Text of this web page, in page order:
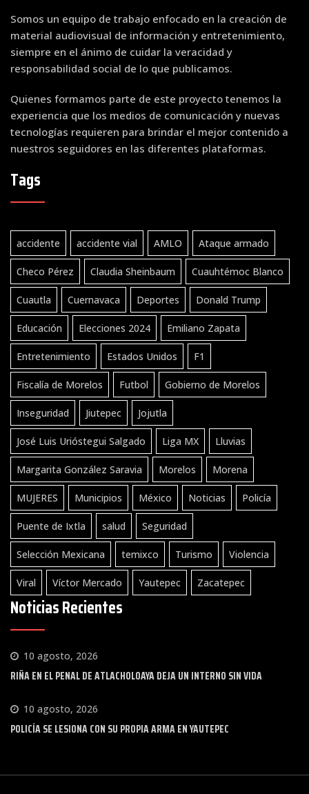
Somos un equipo de trabajo enfocado en la creación de
material audiovisual de información y entretenimiento,
siempre en el ánimo de cuidar la veracidad y
responsabilidad social de lo que publicamos.
Quienes formamos parte de este proyecto tenemos la
experiencia que los medios de comunicación y nuevas
tecnologías requieren para brindar el mejor contenido a
nuestros seguidores en las diferentes plataformas.
Tags
accidente accidente vial AMLO Ataque armado
Checo Pérez Claudia Sheinbaum Cuauhtémoc Blanco
Cuautla Cuernavaca Deportes Donald Trump
Educación Elecciones 2024 Emiliano Zapata
Entretenimiento Estados Unidos F1
Fiscalía de Morelos Futbol Gobierno de Morelos
Inseguridad Jiutepec Jojutla
José Luis Urióstegui Salgado Liga MX Lluvias
Margarita González Saravia Morelos Morena
MUJERES Municipios México Noticias Policía
Puente de Ixtla salud Seguridad
Selección Mexicana temixco Turismo Violencia
Viral Víctor Mercado Yautepec Zacatepec
Noticias Recientes
10 agosto, 2026
RIÑA EN EL PENAL DE ATLACHOLOAYA DEJA UN INTERNO SIN VIDA
10 agosto, 2026
POLICÍA SE LESIONA CON SU PROPIA ARMA EN YAUTEPEC